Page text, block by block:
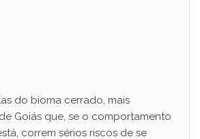
do bioma cerrado, mais
Goiás que, se o comportamento
correm sérios riscos de se